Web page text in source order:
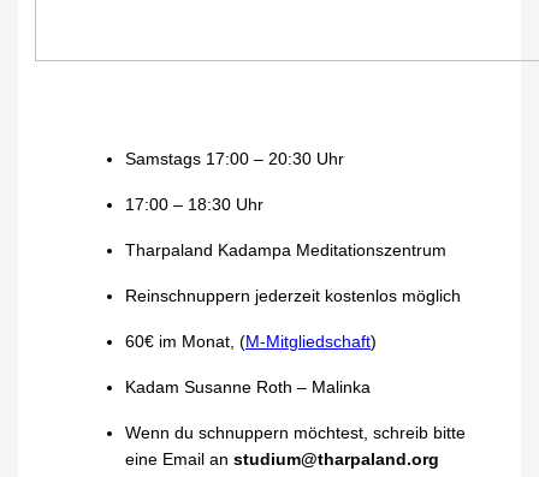
Samstags 17:00 – 20:30 Uhr
17:00 – 18:30 Uhr
Tharpaland Kadampa Meditationszentrum
Reinschnuppern jederzeit kostenlos möglich
60€ im Monat, (M-Mitgliedschaft)
Kadam Susanne Roth – Malinka
Wenn du schnuppern möchtest, schreib bitte
eine Email anstudium@tharpaland.org